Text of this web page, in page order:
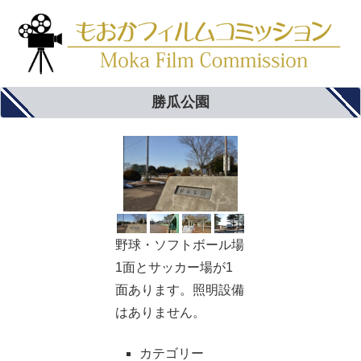
勝瓜公園
野球・ソフトボール場
1面とサッカー場が1
面あります。照明設備
はありません。
カテゴリー